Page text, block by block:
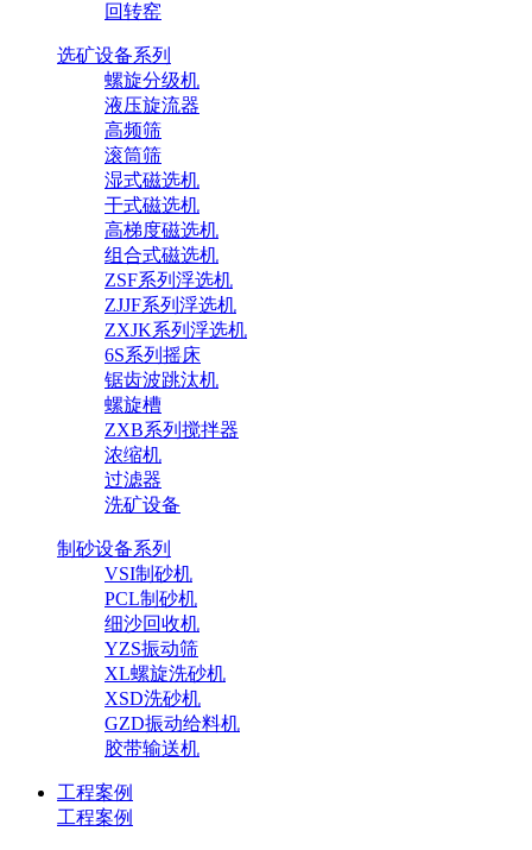
回转窑
选矿设备系列
螺旋分级机
液压旋流器
高频筛
滚筒筛
湿式磁选机
干式磁选机
高梯度磁选机
组合式磁选机
ZSF系列浮选机
ZJJF系列浮选机
ZXJK系列浮选机
6S系列摇床
锯齿波跳汰机
螺旋槽
ZXB系列搅拌器
浓缩机
过滤器
洗矿设备
制砂设备系列
VSI制砂机
PCL制砂机
细沙回收机
YZS振动筛
XL螺旋洗砂机
XSD洗砂机
GZD振动给料机
胶带输送机
工程案例
工程案例